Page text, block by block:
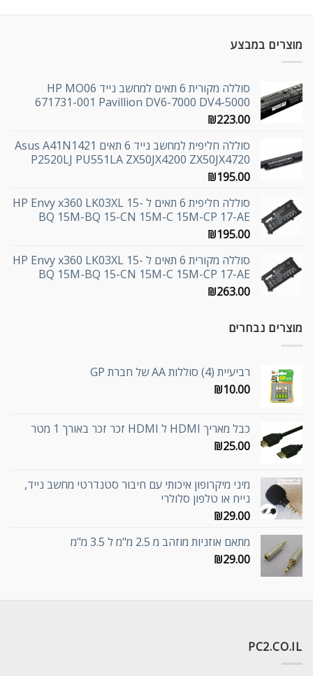
מוצרים במבצע
סוללה מקורית 6 תאים למחשב נייד HP MO06
671731-001 Pavillion DV6-7000 DV4-5000
₪223.00
סוללה חליפית למחשב נייד 6 תאים Asus A41N1421
P2520LJ PU551LA ZX50JX4200 ZX50JX4720
₪195.00
סוללה חליפית 6 תאים ל HP Envy x360 LK03XL 15-
BQ 15M-BQ 15-CN 15M-C 15M-CP 17-AE
₪195.00
סוללה מקורית 6 תאים ל HP Envy x360 LK03XL 15-
BQ 15M-BQ 15-CN 15M-C 15M-CP 17-AE
₪263.00
מוצרים נבחרים
רביעיית (4) סוללות AA של חברת GP
₪10.00
כבל מאריך HDMI ל HDMI זכר זכר באורך 1 מטר
₪25.00
מיני מיקרופון איכותי עם חיבור סטנדרטי מחשב נייד,
נייח או טלפון סלולרי
₪29.00
מתאם אוזניות מוזהב מ 2.5 מ"מ ל 3.5 מ"מ
₪29.00
PC2.CO.IL